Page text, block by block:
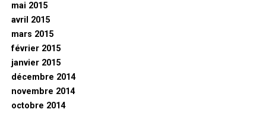
mai 2015
avril 2015
mars 2015
février 2015
janvier 2015
décembre 2014
novembre 2014
octobre 2014